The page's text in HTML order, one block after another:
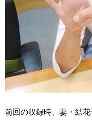
前回の収録時、妻・結